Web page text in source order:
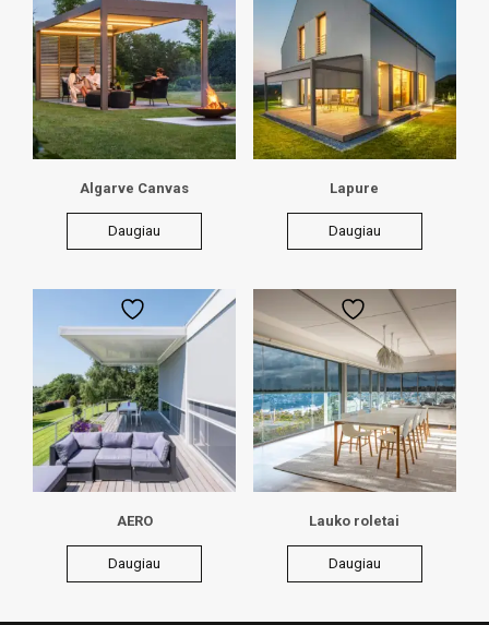
Algarve Canvas
Daugiau
Lapure
Daugiau
AERO
Daugiau
Lauko roletai
Daugiau